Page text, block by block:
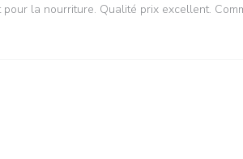
la nourriture. Qualité prix excellent.